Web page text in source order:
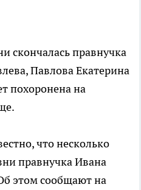
скончалась правнучка
Павлова Екатерина
похоронена на
что несколько
правнучка Ивана
этом сообщают на